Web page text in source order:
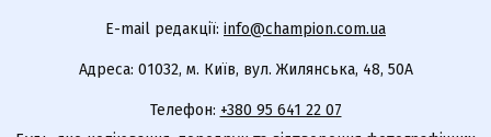
E-mail редакції: info@champion.com.ua
Адреса: 01032, м. Київ, вул. Жилянська, 48, 50А
Телефон: +380 95 641 22 07